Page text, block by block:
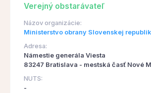
Verejný obstarávateľ
Názov organizácie:
Ministerstvo obrany Slovenskej
Adresa:
Námestie generála Viesta
83247 Bratislava - mestská časť Nové
NUTS:
-